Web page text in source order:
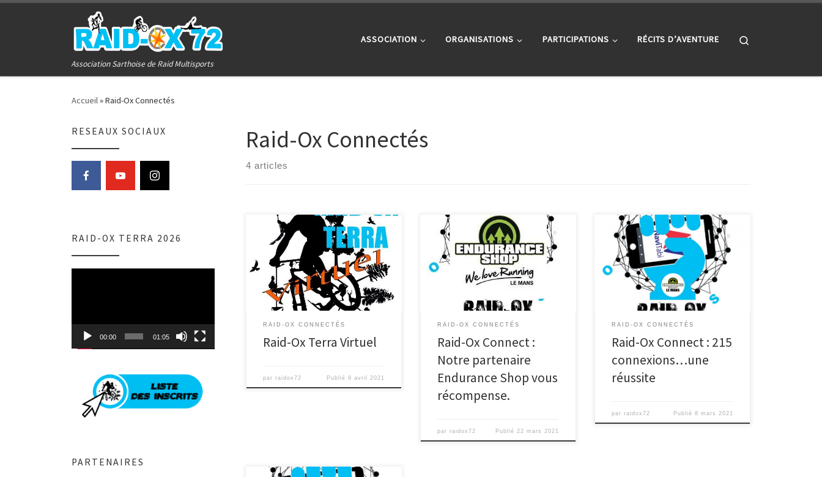
Association Sarthoise de Raid Multisports
ASSOCIATION ORGANISATIONS PARTICIPATIONS RÉCITS D’AVENTURE
Accueil»Raid-Ox Connectés
Raid-Ox Connectés
4 articles
Bonjour les sportifs, En cette fin de
confinement et avant la reprise de
diverses activités (tout en restant
vigilants), l’association […]
RAID-OX CONNECTÉS
Raid-Ox Terra Virtuel
parraidox72 Publié 9 avril 2021
Notre partenaire Endurance Shop Le
Mans a décidé de récompenser 6
participants à la Raid-Ox Connect.
Voici les noms utilisés […]
RAID-OX CONNECTÉS
Raid-Ox Connect :
Notre partenaire
Endurance Shop vous
récompense.
parraidox72 Publié 22 mars 2021
215 215 connexions ont été
enregistrées durant les 15 derniers
jours sur la Raid-Ox connect. Cela
représente au […]
RAID-OX CONNECTÉS
Raid-Ox Connect : 215
connexions…une
réussite
parraidox72 Publié 8 mars 2021
RESEAUX SOCIAUX
RAID-OX TERRA 2026
00:00 01:05
PARTENAIRES